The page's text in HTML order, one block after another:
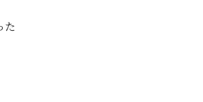
た